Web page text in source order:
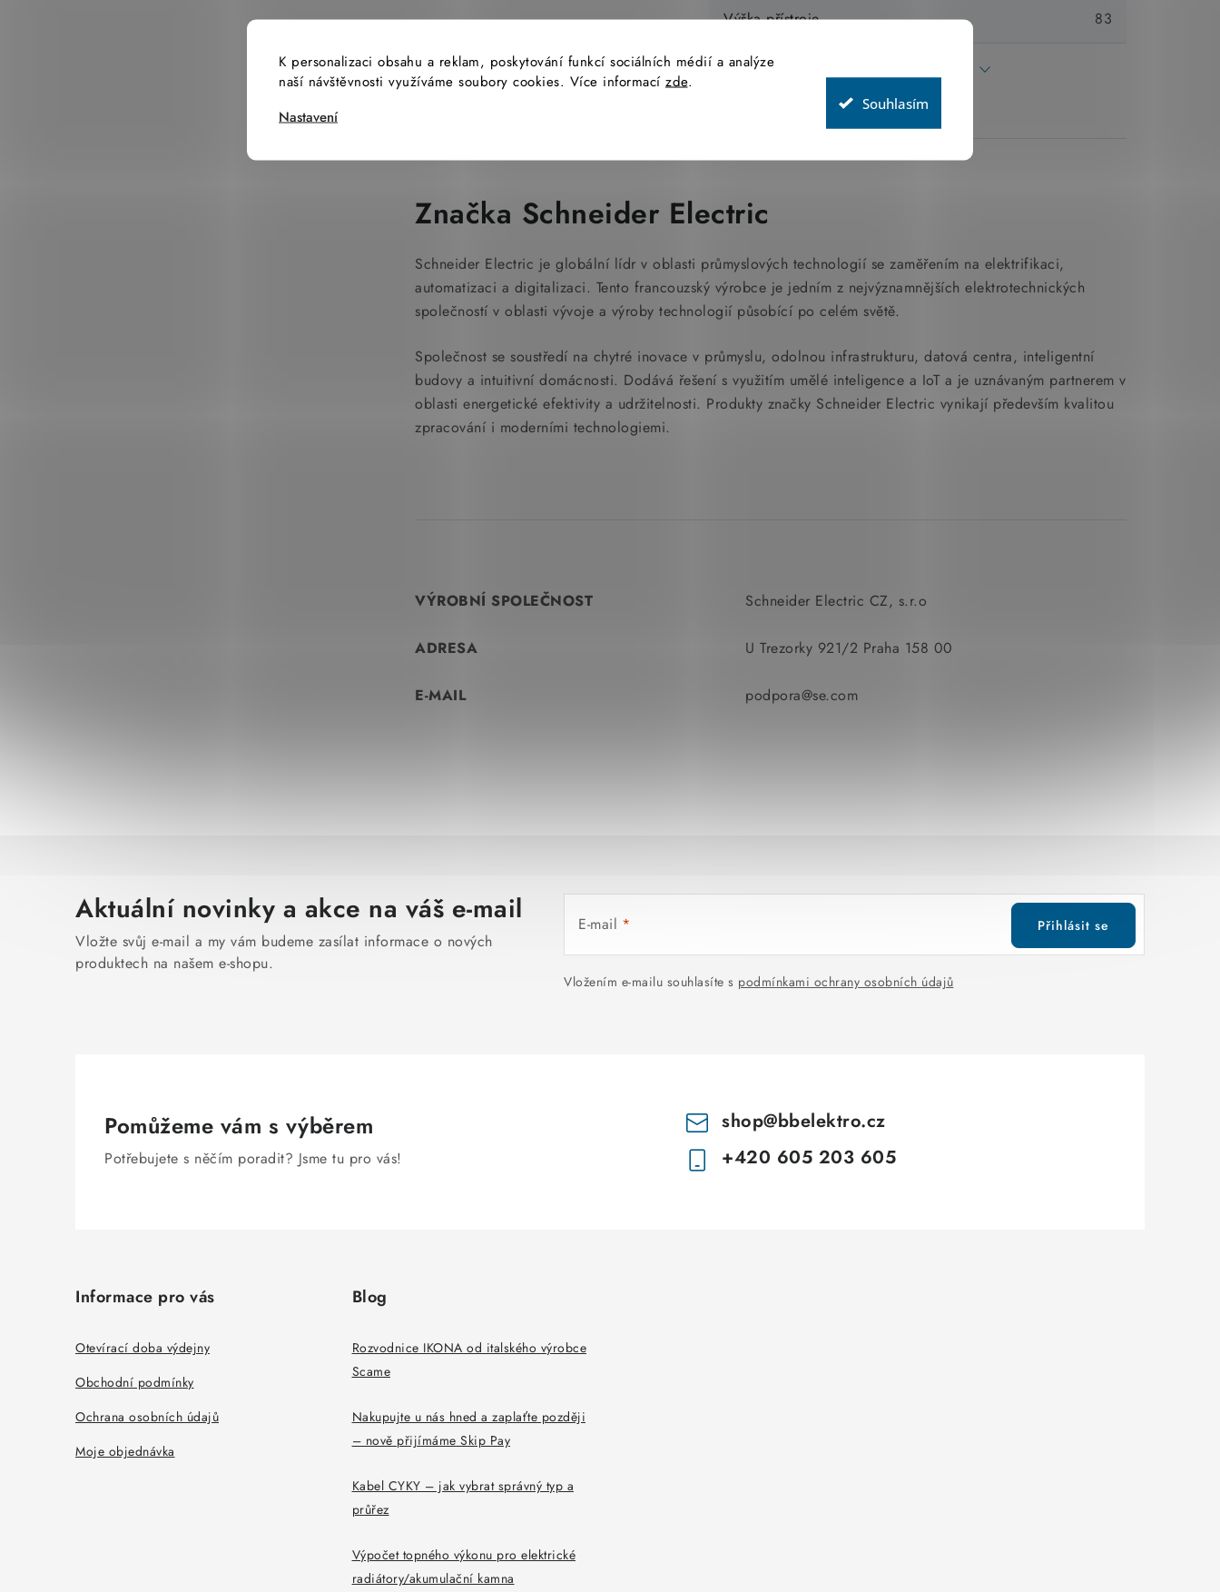
K personalizaci obsahu a reklam, poskytování funkcí sociálních médií a analýze
naší návštěvnosti využíváme soubory cookies. Více informací zde.
Nastavení
Souhlasím
Výška přístroje 83
Značka Schneider Electric
Schneider Electric je globální lídr v oblasti průmyslových technologií se zaměřením na elektrifikaci,
automatizaci a digitalizaci. Tento francouzský výrobce je jedním z nejvýznamnějších elektrotechnických
společností v oblasti vývoje a výroby technologií působící po celém světě.
Společnost se soustředí na chytré inovace v průmyslu, odolnou infrastrukturu, datová centra, inteligentní
budovy a intuitivní domácnosti. Dodává řešení s využitím umělé inteligence a IoT a je uznávaným partnerem v
oblasti energetické efektivity a udržitelnosti. Produkty značky Schneider Electric vynikají především kvalitou
zpracování i moderními technologiemi.
VÝROBNÍ SPOLEČNOST Schneider Electric CZ, s.r.o
ADRESA U Trezorky 921/2 Praha 158 00
E-MAIL podpora@se.com
Aktuální novinky a akce na váš e-mail
Vložte svůj e-mail a my vám budeme zasílat informace o nových
produktech na našem e-shopu.
E-mail
Vložením e-mailu souhlasíte s podmínkami ochrany osobních údajů
Přihlásit se
Pomůžeme vám s výběrem
Potřebujete s něčím poradit? Jsme tu pro vás!
shop@bbelektro.cz
+420 605 203 605
Informace pro vás
Otevírací doba výdejny
Obchodní podmínky
Ochrana osobních údajů
Moje objednávka
Blog
Rozvodnice IKONA od italského výrobce
Scame
Nakupujte u nás hned a zaplaťte později
– nově přijímáme Skip Pay
Kabel CYKY – jak vybrat správný typ a
průřez
Výpočet topného výkonu pro elektrické
radiátory/akumulační kamna